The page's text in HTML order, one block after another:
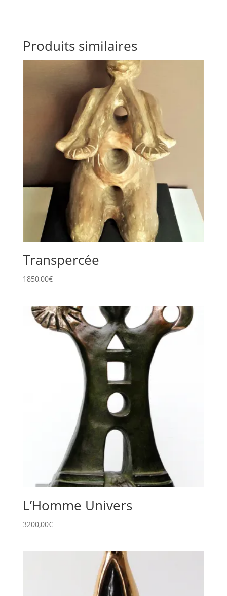
Produits similaires
Transpercée
1850,00€
L’Homme Univers
3200,00€